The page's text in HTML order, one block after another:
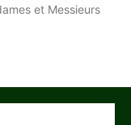
et Messieurs